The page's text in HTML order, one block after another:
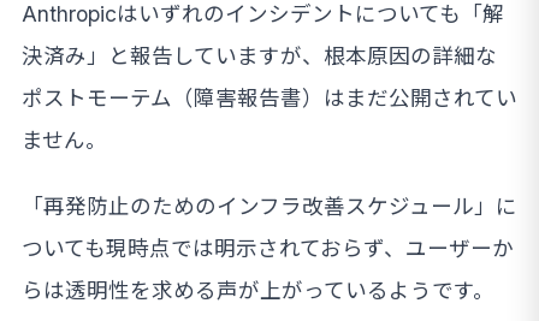
Anthropicはいずれのインシデントについても「解
決済み」と報告していますが、根本原因の詳細な
ポストモーテム（障害報告書）はまだ公開されてい
ません。
「再発防止のためのインフラ改善スケジュール」に
ついても現時点では明示されておらず、ユーザーか
らは透明性を求める声が上がっているようです。